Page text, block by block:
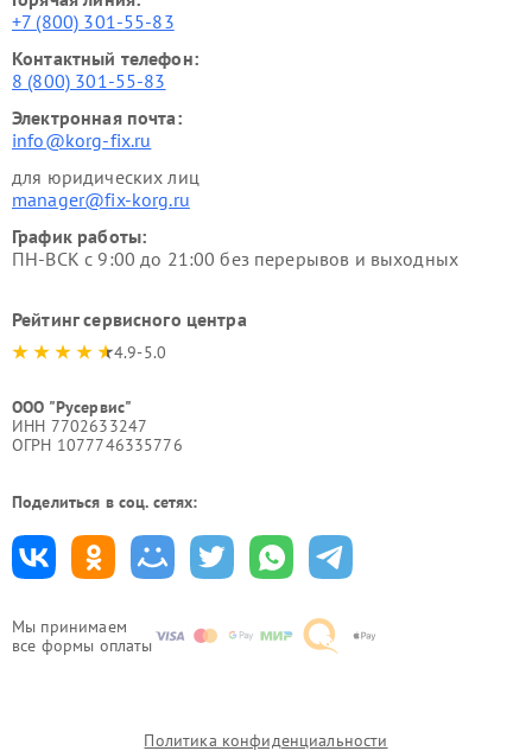
Мы принимаем
все формы оплаты
+7 (800) 301-55-83
Контактный телефон:
8 (800) 301-55-83
Электронная почта:
info@korg-fix.ru
для юридических лиц
manager@fix-korg.ru
График работы:
ПН-ВСК с 9:00 до 21:00 без перерывов и выходных
Рейтинг сервисного центра
4.9-5.0
ООО "Русервис"
ИНН 7702633247
ОГРН 1077746335776
Поделиться в соц. сетях:
Политика конфиденциальности